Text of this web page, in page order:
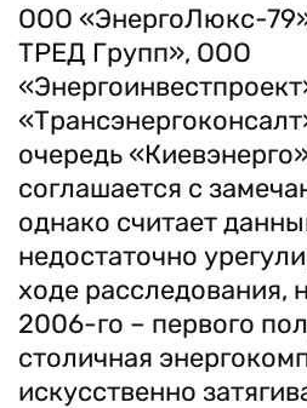
ООО «ЭнергоЛюкс-
ТРЕД Групп», ООО
очередь
соглашается с
однако считает
недостаточно
ходе расследования,
2006-го – первого
столичная
искусственно